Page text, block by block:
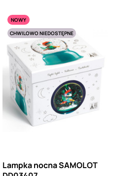
NOWY
CHWILOWO NIEDOSTĘPNE
Lampka nocna SAMOLOT